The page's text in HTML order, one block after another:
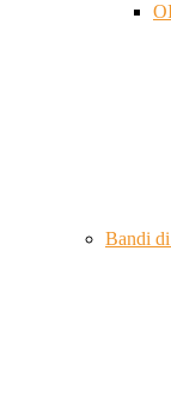
Bandi